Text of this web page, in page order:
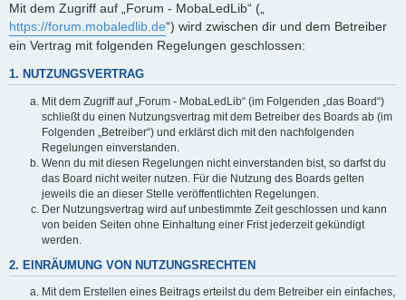
Mit dem Zugriff auf „Forum - MobaLedLib“ („
https://forum.mobaledlib.de“) wird zwischen dir und dem Betreiber
ein Vertrag mit folgenden Regelungen geschlossen:
1. NUTZUNGSVERTRAG
Mit dem Zugriff auf „Forum - MobaLedLib“ (im Folgenden „das Board“)
schließt du einen Nutzungsvertrag mit dem Betreiber des Boards ab (im
Folgenden „Betreiber“) und erklärst dich mit den nachfolgenden
Regelungen einverstanden.
Wenn du mit diesen Regelungen nicht einverstanden bist, so darfst du
das Board nicht weiter nutzen. Für die Nutzung des Boards gelten
jeweils die an dieser Stelle veröffentlichten Regelungen.
Der Nutzungsvertrag wird auf unbestimmte Zeit geschlossen und kann
von beiden Seiten ohne Einhaltung einer Frist jederzeit gekündigt
werden.
2. EINRÄUMUNG VON NUTZUNGSRECHTEN
Mit dem Erstellen eines Beitrags erteilst du dem Betreiber ein einfaches,